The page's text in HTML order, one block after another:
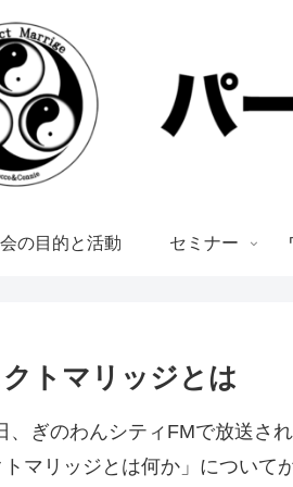
会の目的と活動 セミナー
トマリッジとは
、ぎのわんシティFMで放送さ
トマリッジとは何か」について